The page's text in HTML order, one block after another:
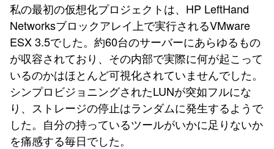
私の最初の仮想化プロジェクトは、HP LeftHand
Networksブロックアレイ上で実行されるVMware
ESX 3.5でした。約60台のサーバーにあらゆるもの
が収容されており、その内部で実際に何が起こって
いるのかはほとんど可視化されていませんでした。
シンプロビジョニングされたLUNが突如フルにな
り、ストレージの停止はランダムに発生するようで
した。自分の持っているツールがいかに足りないか
を痛感する毎日でした。